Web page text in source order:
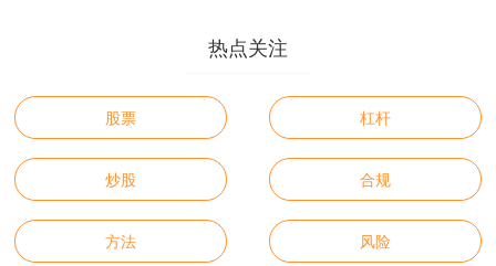
热点关注
股票 杠杆
炒股 合规
方法 风险